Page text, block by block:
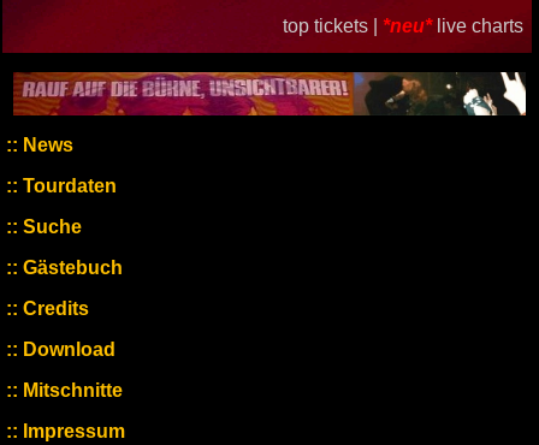
top tickets | *neu* live charts
News
Tourdaten
Suche
Gästebuch
Credits
Download
Mitschnitte
Impressum